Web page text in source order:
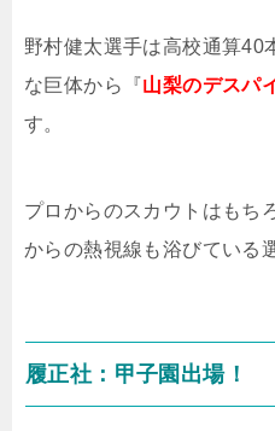
野村健太選手は高校通算40
な巨体から『山梨のデスパ
す。
プロからのスカウトはもち
からの熱視線も浴びている
履正社：甲子園出場！